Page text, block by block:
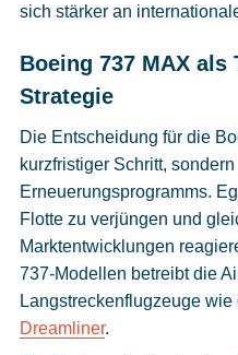
sich stärker an
Boeing 737 MAX
Strategie
Die Entscheidung für die
kurzfristiger Schritt,
Erneuerungsprogramms.
Flotte zu verjüngen und
Marktentwicklungen
737-Modellen betreibt die
Langstreckenflugzeuge
Dreamliner.